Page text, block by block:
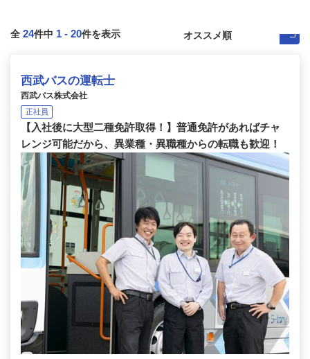
全 24件中 1 - 20件を表示
西武バスの運転士
西武バス株式会社
正社員
【入社後に大型二種免許取得！】普通免許があればチャ
レンジ可能だから、異業種・異職種からの転職も歓迎！